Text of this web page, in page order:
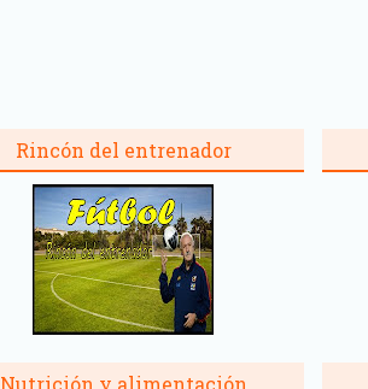
Rincón del entrenador
Nutrición y alimentación